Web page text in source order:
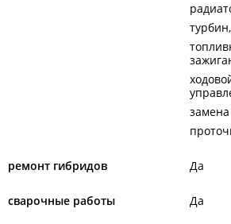
турбин
ремонт гибридов Да
сварочные работы Да